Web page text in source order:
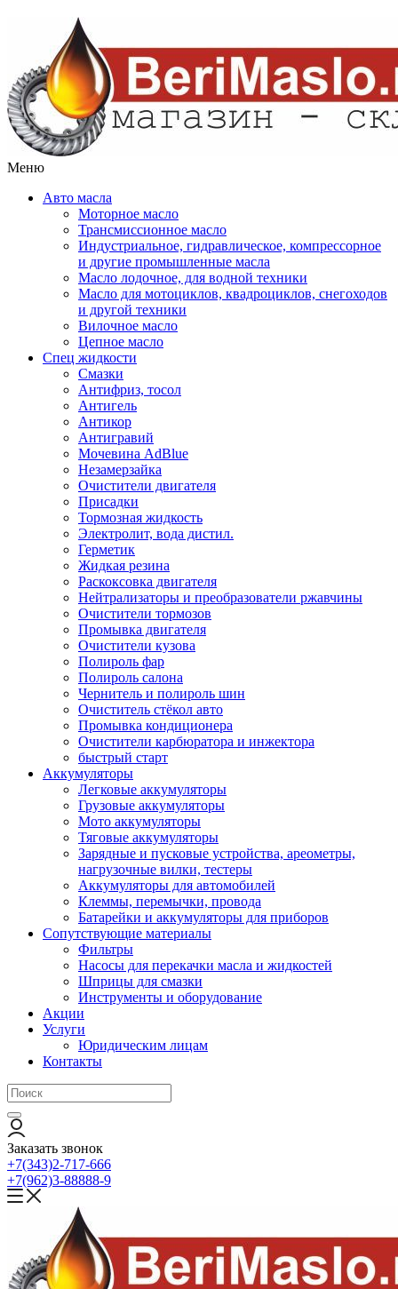
Меню
Авто масла
Моторное масло
Трансмиссионное масло
Индустриальное, гидравлическое, компрессорное
и другие промышленные масла
Масло лодочное, для водной техники
Масло для мотоциклов, квадроциклов, снегоходов
и другой техники
Вилочное масло
Цепное масло
Спец жидкости
Смазки
Антифриз, тосол
Антигель
Антикор
Антигравий
Мочевина AdBlue
Незамерзайка
Очистители двигателя
Присадки
Тормозная жидкость
Электролит, вода дистил.
Герметик
Жидкая резина
Раскоксовка двигателя
Нейтрализаторы и преобразователи ржавчины
Очистители тормозов
Промывка двигателя
Очистители кузова
Полироль фар
Полироль салона
Чернитель и полироль шин
Очиститель стёкол авто
Промывка кондиционера
Очистители карбюратора и инжектора
быстрый старт
Аккумуляторы
Легковые аккумуляторы
Грузовые аккумуляторы
Мото аккумуляторы
Тяговые аккумуляторы
Зарядные и пусковые устройства, ареометры,
нагрузочные вилки, тестеры
Аккумуляторы для автомобилей
Клеммы, перемычки, провода
Батарейки и аккумуляторы для приборов
Сопутствующие материалы
Фильтры
Насосы для перекачки масла и жидкостей
Шприцы для смазки
Инструменты и оборудование
Акции
Услуги
Юридическим лицам
Контакты
Заказать звонок
+7(343)2-717-666
+7(962)3-88888-9